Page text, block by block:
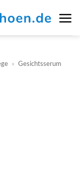
» Gesichtsserum